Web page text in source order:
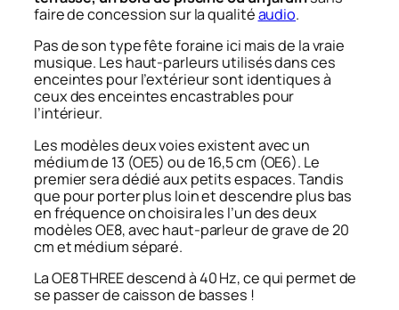
faire de concession sur la qualitéaudio.
Pas de son type fête foraine ici mais de la vraie
musique. Les haut-parleurs utilisés dans ces
enceintes pour l’extérieur sont identiques à
ceux des enceintes encastrables pour
l’intérieur.
Les modèles deux voies existent avec un
médium de 13 (OE5) ou de 16,5 cm (OE6). Le
premier sera dédié aux petits espaces. Tandis
que pour porter plus loin et descendre plus bas
en fréquence on choisira les l’un des deux
modèles OE8, avec haut-parleur de grave de 20
cm et médium séparé.
La OE8 THREE descend à 40 Hz, ce qui permet de
se passer de caisson de basses !